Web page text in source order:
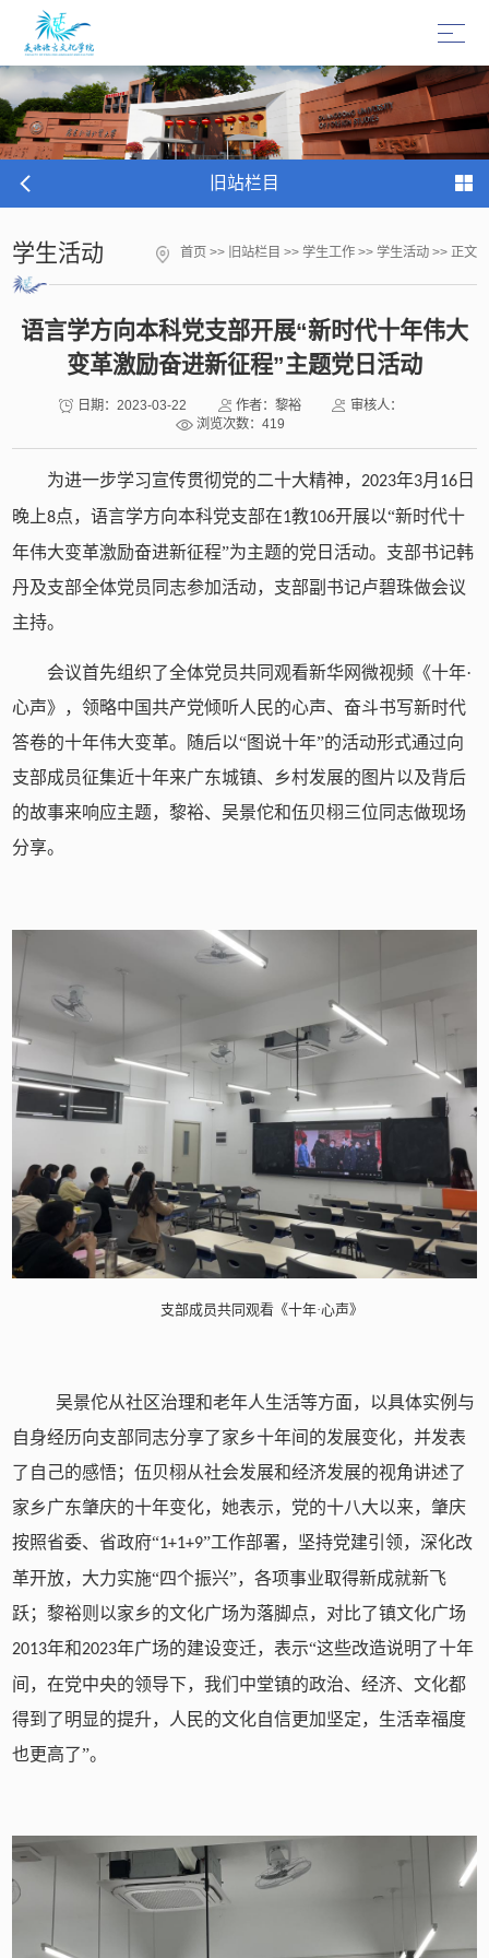
旧站栏目
学生活动 首页 >> 旧站栏目 >> 学生工作>> 学生活动>> 正文
语言学方向本科党支部开展“新时代十年伟大
变革激励奋进新征程”主题党日活动
日期：2023-03-22 作者：黎裕
审核人：
浏览次数： 419
为进一步学习宣传贯彻党的二十大精神，2023年3月 16 日
晚上8点，语言学方向本科党支部在1教106开展以“新时代十
年伟大变革激励奋进新征程”为主题的党日活动。支部书记韩
丹及支部全体党员同志参加活动，支部副书记卢碧珠做会议
主持。
会议首先组织了全体党员共同观看新华网微视频《十年·
心声》，领略中国共产党倾听人民的心声、奋斗书写新时代
答卷的十年伟大变革。随后以“图说十年”的活动形式通过向
支部成员征集近十年来广东城镇、乡村发展的图片以及背后
的故事来响应主题，黎裕、吴景佗和伍贝栩三位同志做现场
分享。
支部成员共同观看《十年·心声》
吴景佗从社区治理和老年人生活等方面，以具体实例与
自身经历向支部同志分享了家乡十年间的发展变化，并发表
了自己的感悟；伍贝栩从社会发展和经济发展的视角讲述了
家乡广东肇庆的十年变化，她表示，党的十八大以来，肇庆
按照省委、省政府“1+1+9”工作部署，坚持党建引领，深化改
革开放，大力实施“四个振兴”，各项事业取得新成就新飞
跃；黎裕则以家乡的文化广场为落脚点，对比了镇文化广场
2013年和2023年广场的建设变迁，表示“这些改造说明了十年
间，在党中央的领导下，我们中堂镇的政治、经济、文化都
得到了明显的提升，人民的文化自信更加坚定，生活幸福度
也更高了”。